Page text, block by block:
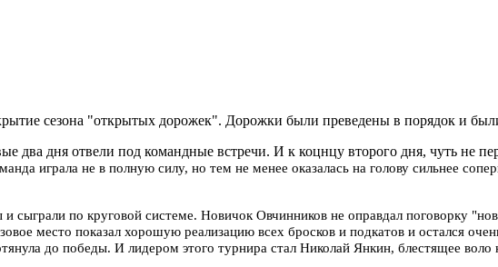
сезона "открытых дорожек". Дорожки были преведены в порядок и
дня отвели под командные встречи. И к коцнцу второго дня, чуть не
играла не в полную силу, но тем не менее оказалась на голову сильнее
сыграли по круговой системе. Новичок Овчинников не оправдал поговорку
место показал хорошую реализацию всех бросков и подкатов и остался
до победы. И лидером этого турнира стал Николай Янкин, блестящее